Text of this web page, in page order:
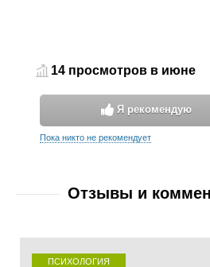
14 просмотров в июне
Я рекомендую
Пока никто не рекомендует
Отзывы и
ПСИХОЛОГИЯ